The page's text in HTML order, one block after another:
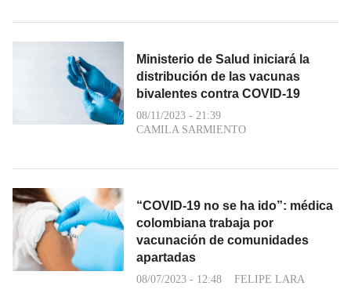
Ministerio de Salud iniciará la
distribución de las vacunas
bivalentes contra COVID-19
08/11/2023 - 21:39
CAMILA SARMIENTO
“COVID-19 no se ha ido”: médica
colombiana trabaja por
vacunación de comunidades
apartadas
08/07/2023 - 12:48 FELIPE LARA